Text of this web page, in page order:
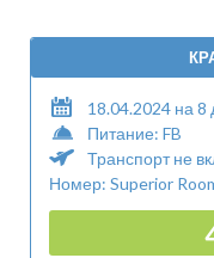
18.04.2024 на 8
Питание: FB
Транспорт не
Номер: Superior